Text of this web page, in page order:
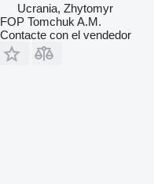
Ucrania, Zhytomyr
FOP Tomchuk A.M.
Contacte con el vendedor